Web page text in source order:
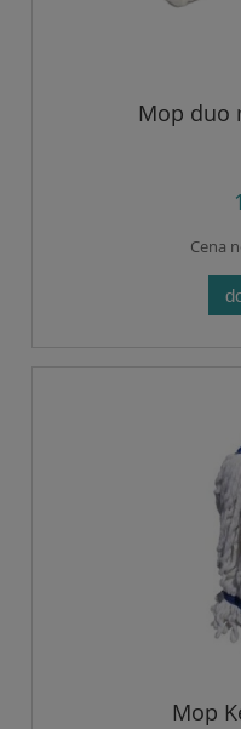
Mop duo
Cena
Mop